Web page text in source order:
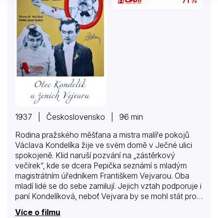
1937 | Československo | 96 min
Rodina pražského měšťana a mistra malíře pokojů
Václava Kondelíka žije ve svém domě v Ječné ulici
spokojeně. Klid naruší pozvání na „zástěrkový
večírek“, kde se dcera Pepička seznámí s mladým
magistrátním úředníkem Františkem Vejvarou. Oba
mladí lidé se do sebe zamilují. Jejich vztah podporuje i
paní Kondelíková, neboť Vejvara by se mohl stát pro
dceru vítaným ženichem. Pepiččina známost však
Více o filmu